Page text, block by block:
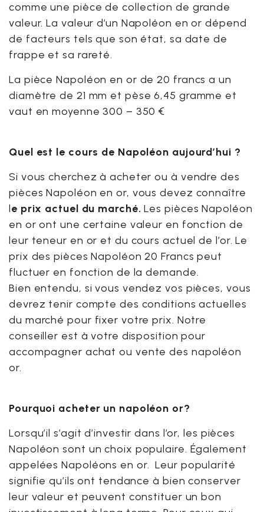
comme une pièce de collection de grande
valeur. La valeur d’un Napoléon en or dépend
de facteurs tels que son état, sa date de
frappe et sa rareté.
La pièce Napoléon en or de 20 francs a un
diamètre de 21 mm et pèse 6,45 gramme et
vaut en moyenne 300 – 350 €
Quel est le cours de Napoléon aujourd’hui ?
Si vous cherchez à acheter ou à vendre des
pièces Napoléon en or, vous devez connaître
le prix actuel du marché. Les pièces Napoléon
en or ont une certaine valeur en fonction de
leur teneur en or et du cours actuel de l’or. Le
prix des pièces Napoléon 20 Francs peut
fluctuer en fonction de la demande.
Bien entendu, si vous vendez vos pièces, vous
devrez tenir compte des conditions actuelles
du marché pour fixer votre prix. Notre
conseiller est à votre disposition pour
accompagner achat ou vente des napoléon
or.
Pourquoi acheter un napoléon or?
Lorsqu’il s’agit d’investir dans l’or, les pièces
Napoléon sont un choix populaire. Également
appelées Napoléons en or. Leur popularité
signifie qu’ils ont tendance à bien conserver
leur valeur et peuvent constituer un bon